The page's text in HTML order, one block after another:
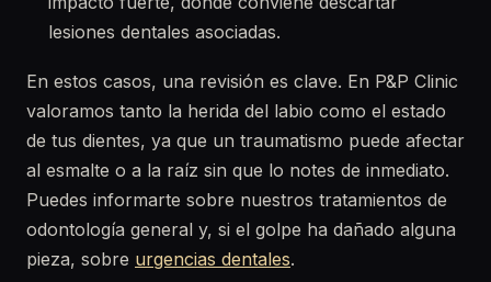
lesiones dentales asociadas.
En estos casos, una revisión es clave. En P&P Clinic
valoramos tanto la herida del labio como el estado
de tus dientes, ya que un traumatismo puede afectar
al esmalte o a la raíz sin que lo notes de inmediato.
Puedes informarte sobre nuestros tratamientos de
odontología general y, si el golpe ha dañado alguna
pieza, sobre urgencias dentales.